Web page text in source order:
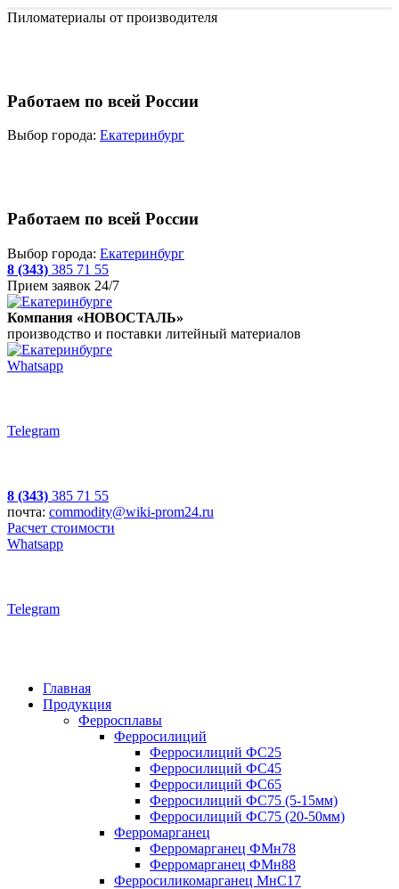
Пиломатериалы от производителя
Работаем по всей России
Выбор города: Екатеринбург
Работаем по всей России
Выбор города: Екатеринбург
8 (343) 385 71 55
Прием заявок 24/7
Компания «НОВОСТАЛЬ»
производство и поставки литейный материалов
Whatsapp
Telegram
8 (343) 385 71 55
почта: commodity@wiki-prom24.ru
Расчет стоимости
Whatsapp
Telegram
Главная
Продукция
Ферросплавы
Ферросилиций
Ферросилиций ФС25
Ферросилиций ФС45
Ферросилиций ФС65
Ферросилиций ФС75 (5-15мм)
Ферросилиций ФС75 (20-50мм)
Ферромарганец
Ферромарганец ФМн78
Ферромарганец ФМн88
Ферросиликомарганец МнС17